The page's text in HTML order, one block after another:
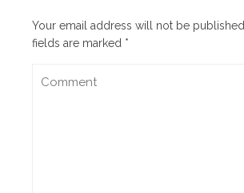
Your email address will not be published.
fields are marked *